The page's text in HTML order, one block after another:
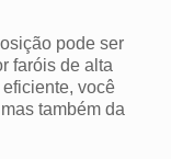
pode ser
faróis de alta
você
também da